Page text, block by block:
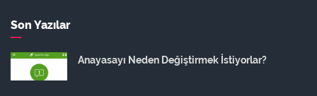
Son Yazılar
Anayasayı Neden Değiştirmek İstiyorlar?